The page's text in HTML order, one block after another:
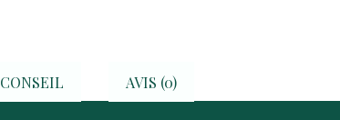
CONSEIL AVIS (0)